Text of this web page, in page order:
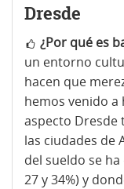
Dresde
¿Por qué es
un entorno
hacen que
hemos venido a
aspecto Dresde
las ciudades de
del sueldo se
27 y 34%) y